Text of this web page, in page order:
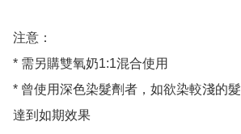
注意：
* 需另購雙氧奶1:1混合使用
* 曾使用深色染髮劑者，如欲染較淺的
達到如期效果